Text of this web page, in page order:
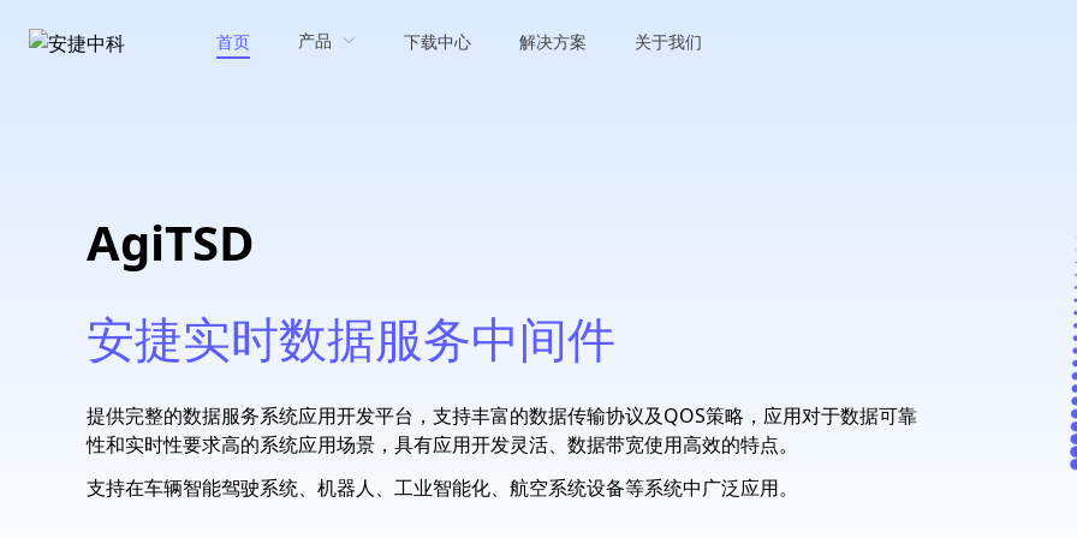
首页 产品 下载中心 解决方案 关于我们
AgiTSD
安捷实时数据服务中间件
提供完整的数据服务系统应用开发平台，支持丰富的数据传输协议及QOS策略，应用对于数据可靠
性和实时性要求高的系统应用场景，具有应用开发灵活、数据带宽使用高效的特点。
支持在车辆智能驾驶系统、机器人、工业智能化、航空系统设备等系统中广泛应用。